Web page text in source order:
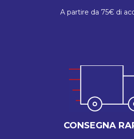
A partire da 75€ di
CONSEGNA